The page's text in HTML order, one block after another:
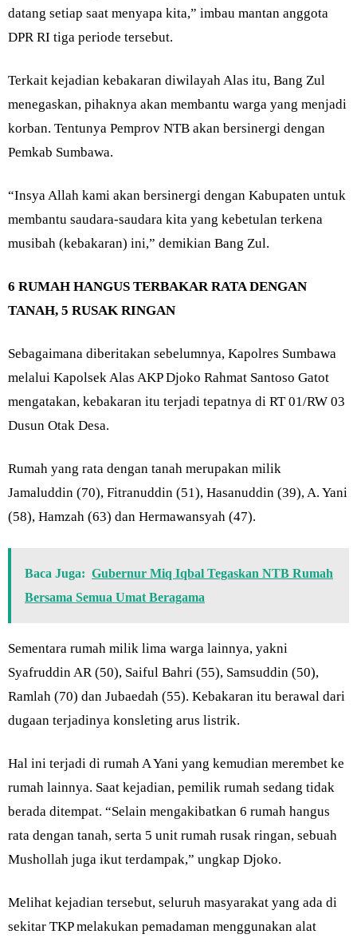
datang setiap saat menyapa kita,” imbau mantan anggota
DPR RI tiga periode tersebut.
Terkait kejadian kebakaran diwilayah Alas itu, Bang Zul
menegaskan, pihaknya akan membantu warga yang menjadi
korban. Tentunya Pemprov NTB akan bersinergi dengan
Pemkab Sumbawa.
“Insya Allah kami akan bersinergi dengan Kabupaten untuk
membantu saudara-saudara kita yang kebetulan terkena
musibah (kebakaran) ini,” demikian Bang Zul.
6 RUMAH HANGUS TERBAKAR RATA DENGAN
TANAH, 5 RUSAK RINGAN
Sebagaimana diberitakan sebelumnya, Kapolres Sumbawa
melalui Kapolsek Alas AKP Djoko Rahmat Santoso Gatot
mengatakan, kebakaran itu terjadi tepatnya di RT 01/RW 03
Dusun Otak Desa.
Rumah yang rata dengan tanah merupakan milik
Jamaluddin (70), Fitranuddin (51), Hasanuddin (39), A. Yani
(58), Hamzah (63) dan Hermawansyah (47).
Baca Juga: Gubernur Miq Iqbal Tegaskan NTB Rumah
Bersama Semua Umat Beragama
Sementara rumah milik lima warga lainnya, yakni
Syafruddin AR (50), Saiful Bahri (55), Samsuddin (50),
Ramlah (70) dan Jubaedah (55). Kebakaran itu berawal dari
dugaan terjadinya konsleting arus listrik.
Hal ini terjadi di rumah A Yani yang kemudian merembet ke
rumah lainnya. Saat kejadian, pemilik rumah sedang tidak
berada ditempat. “Selain mengakibatkan 6 rumah hangus
rata dengan tanah, serta 5 unit rumah rusak ringan, sebuah
Mushollah juga ikut terdampak,” ungkap Djoko.
Melihat kejadian tersebut, seluruh masyarakat yang ada di
sekitar TKP melakukan pemadaman menggunakan alat